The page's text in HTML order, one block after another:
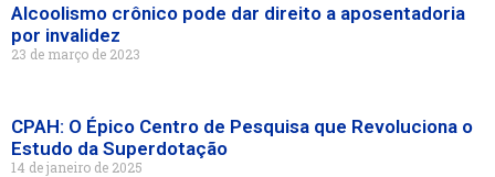
Alcoolismo crônico pode dar direito a aposentadoria
por invalidez
23 de março de 2023
CPAH: O Épico Centro de Pesquisa que Revoluciona o
Estudo da Superdotação
14 de janeiro de 2025